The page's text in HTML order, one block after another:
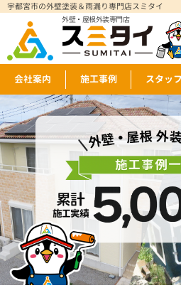
宇都宮市の外壁塗装＆雨漏り専門店スミタイ
外壁・屋根外装専門店
会社案内 施工事例 スタッ